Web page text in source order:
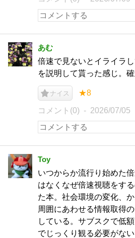
あむ
倍速で見ないとイライラ
を説明して貰った感じ。
ナイス ★8
コメント(0) 2026/07/05
Toy
いつからか流行り始めた
はなくなぜ倍速視聴をす
た本。社会環境の変化、
周囲にあわせる情報取得
している。サブスクで低
でじっくり観る必要がな